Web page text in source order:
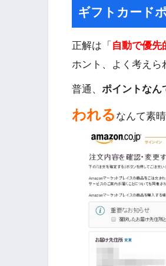
ギフトカード
正解は「 自動で優先
ホント、よく考えら
普通、 ポイントなん
われる なんて素